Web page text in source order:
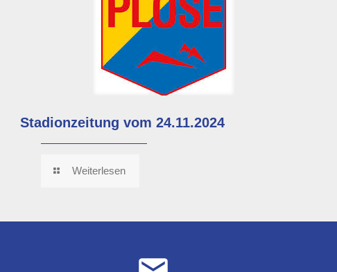
Stadionzeitung vom 24.11.2024
Weiterlesen